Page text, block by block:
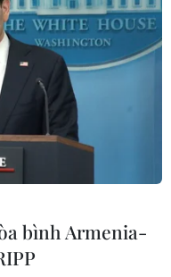
chất
bình Armenia-